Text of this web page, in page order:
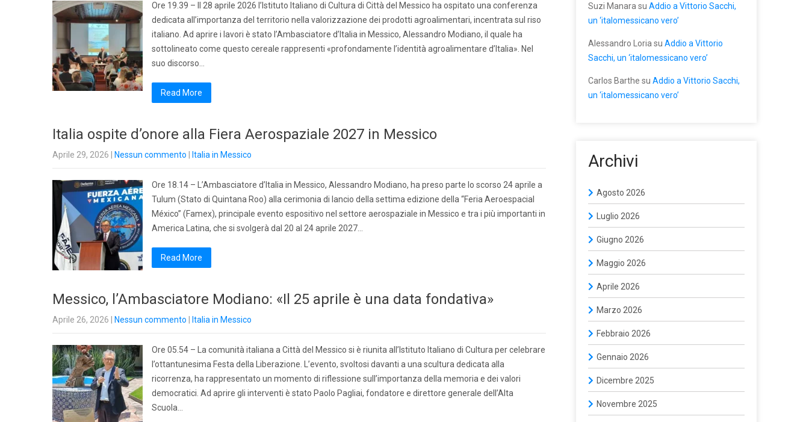
Ore 19.39 – Il 28 aprile 2026 l’Istituto Italiano di Cultura di Città del Messico ha ospitato una conferenza
dedicata all’importanza del territorio nella valorizzazione dei prodotti agroalimentari, incentrata sul riso
italiano. Ad aprire i lavori è stato l’Ambasciatore d’Italia in Messico, Alessandro Modiano, il quale ha
sottolineato come questo cereale rappresenti «profondamente l’identità agroalimentare d’Italia». Nel
suo discorso…
Read More
Italia ospite d’onore alla Fiera Aerospaziale 2027 in Messico
Aprile 29, 2026 Nessun commento Italia in Messico
Ore 18.14 – L’Ambasciatore d’Italia in Messico, Alessandro Modiano, ha preso parte lo scorso 24 aprile a
Tulum (Stato di Quintana Roo) alla cerimonia di lancio della settima edizione della “Feria Aeroespacial
México” (Famex), principale evento espositivo nel settore aerospaziale in Messico e tra i più importanti in
America Latina, che si svolgerà dal 20 al 24 aprile 2027…
Read More
Messico, l’Ambasciatore Modiano: «Il 25 aprile è una data fondativa»
Aprile 26, 2026 Nessun commento Italia in Messico
Ore 05.54 – La comunità italiana a Città del Messico si è riunita all’Istituto Italiano di Cultura per celebrare
l’ottantunesima Festa della Liberazione. L’evento, svoltosi davanti a una scultura dedicata alla
ricorrenza, ha rappresentato un momento di riflessione sull’importanza della memoria e dei valori
democratici. Ad aprire gli interventi è stato Paolo Pagliai, fondatore e direttore generale dell’Alta
Scuola…
Suzi Manara su Addio a Vittorio Sacchi,
un ‘italomessicano vero’
Alessandro Loria su Addio a Vittorio
Sacchi, un ‘italomessicano vero’
Carlos Barthe su Addio a Vittorio Sacchi,
un ‘italomessicano vero’
Archivi
Agosto 2026
Luglio 2026
Giugno 2026
Maggio 2026
Aprile 2026
Marzo 2026
Febbraio 2026
Gennaio 2026
Dicembre 2025
Novembre 2025